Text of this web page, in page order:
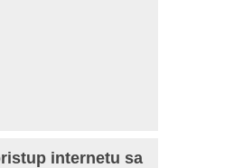
internetu sa